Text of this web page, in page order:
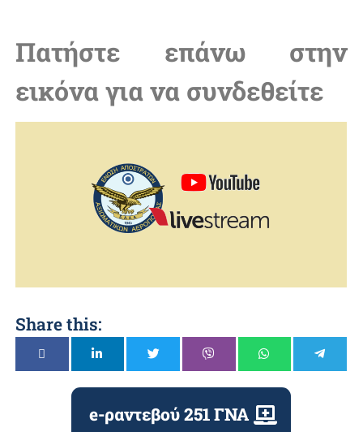
Πατήστε επάνω στην
εικόνα για να συνδεθείτε
Share this:
e-ραντεβού 251 ΓΝΑ